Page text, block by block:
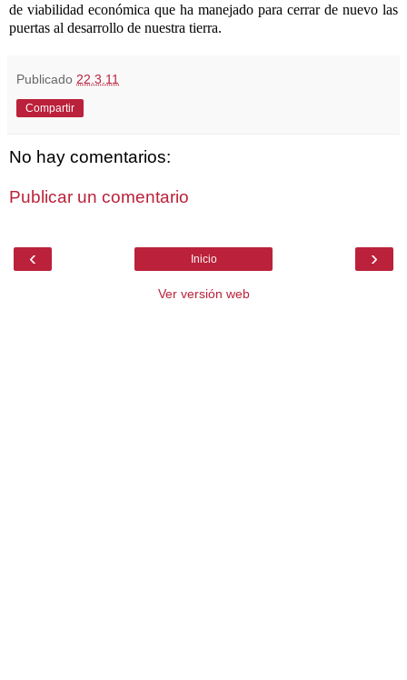
de viabilidad económica que ha manejado para cerrar de nuevo las
puertas al desarrollo de nuestra tierra.
Publicado 22.3.11
Compartir
No hay comentarios:
Publicar un comentario
‹ ›
Inicio
Ver versión web